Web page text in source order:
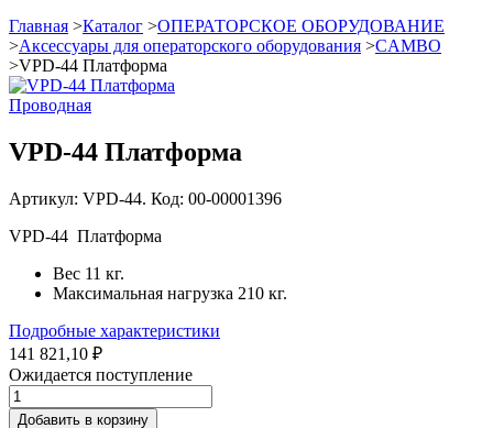
Главная >Каталог >ОПЕРАТОРСКОЕ ОБОРУДОВАНИЕ
>Аксессуары для операторского оборудования >CAMBO
>VPD-44 Платформа
Проводная
VPD-44 Платформа
Артикул: VPD-44. Код: 00-00001396
VPD-44 Платформа
Вес 11 кг.
Максимальная нагрузка 210 кг.
Подробные характеристики
141 821,10 ₽
Ожидается поступление
Добавить в корзину